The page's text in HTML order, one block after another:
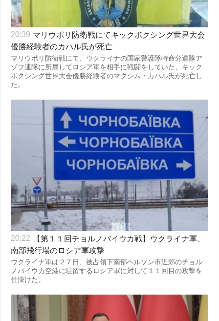
20:39 マリウポリ防衛戦にてキックボクシング世界大会
優勝経験者のカハル氏が死亡
マリウポリ防衛戦にて、ウクライナの国家警護隊特命分遣隊ア
ゾフ連隊に所属してロシア軍を相手に戦闘をしていた、キック
ボクシング世界大会優勝経験者のマクシム・カハル氏が死亡し
た。
20:22
【第１１回チョルノバイウカ戦】ウクライナ軍、
南部飛行場のロシア軍攻撃
ウクライナ軍は２７日、被占領下南部ヘルソン市近郊のチョル
ノバイウカ空港に駐留するロシア軍に対して１１回目の攻撃を
仕掛けた。